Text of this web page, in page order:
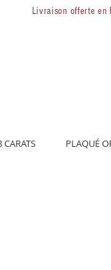
Livraison offerte en
CARATS PLAQUÉ